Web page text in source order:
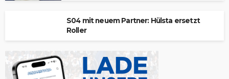
S04 mit neuem Partner: Hülsta ersetzt
Roller